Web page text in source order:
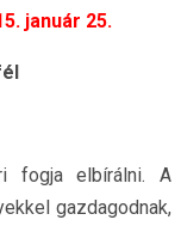
január 25.
fogja elbírálni. A
gazdagodnak,